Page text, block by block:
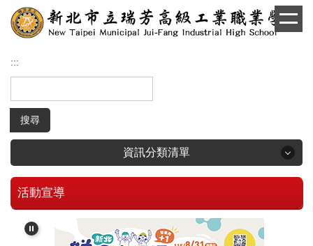
跳
到
內
:::
搜尋
資訊分類清單
回首頁
學生和家長專區
活動宣導